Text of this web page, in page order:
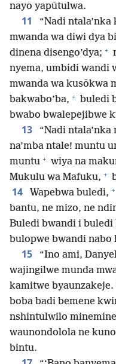
nayo yapūtulwa.
11
“Nadi
mwanda wa diwi dya
dinena disengo’dya; +
nyema, umbidi wandi
mwanda wa kusōkwa
bakwabo’ba, + buledi
bwabo bwalepejibwe
13
“Nadi
na’mba ntale! muntu
muntu + wiya na
Mukulu wa Mafuku, +
14 Wapebwa buledi, +
bantu, ne mizo, ne
Buledi bwandi i
bulopwe bwandi
15
“Ino ami,
wajingilwe munda
kamitwe byaunzakeje.
boba badi bemene
nshintulwilo
waunondolola ne
bintu.